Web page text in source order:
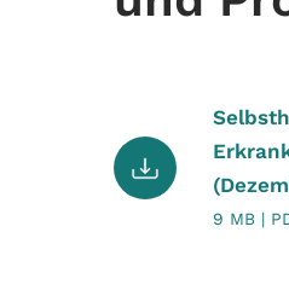
9 MB |